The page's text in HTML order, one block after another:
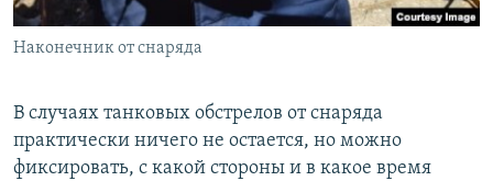
Наконечник от снаряда
В случаях танковых обстрелов от снаряда
практически ничего не остается, но можно
фиксировать, с какой стороны и в какое время